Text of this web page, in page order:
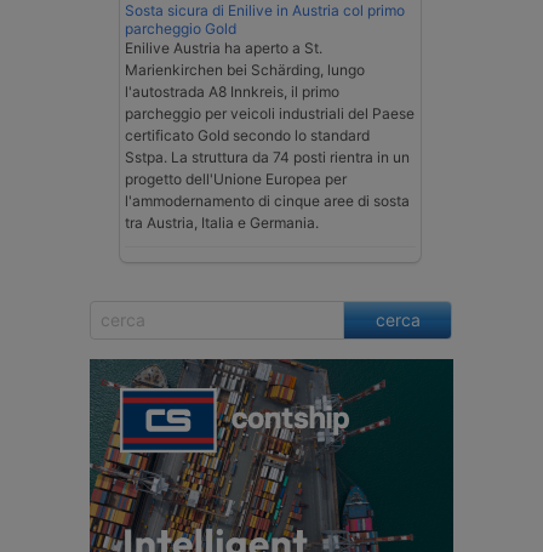
Sosta sicura di Enilive in Austria col primo
parcheggio Gold
Enilive Austria ha aperto a St.
Marienkirchen bei Schärding, lungo
l'autostrada A8 Innkreis, il primo
parcheggio per veicoli industriali del Paese
certificato Gold secondo lo standard
Sstpa. La struttura da 74 posti rientra in un
progetto dell'Unione Europea per
l'ammodernamento di cinque aree di sosta
tra Austria, Italia e Germania.
cerca